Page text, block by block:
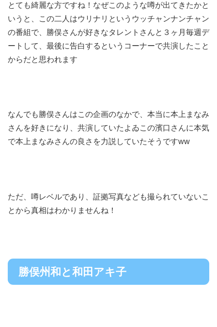
とても綺麗な方ですね！なぜこのような噂が出てきたかと
いうと、この二人はウリナリというウッチャンナンチャン
の番組で、勝俣さんが好きなタレントさんと３ヶ月毎週デ
ートして、最後に告白するというコーナーで共演したこと
からだと思われます
なんでも勝俣さんはこの企画のなかで、本当に本上まなみ
さんを好きになり、共演していたよゐこの濱口さんに本気
で本上まなみさんの良さを力説していたそうですww
ただ、噂レベルであり、証拠写真なども撮られていないこ
とから真相はわかりませんね！
勝俣州和と和田アキ子